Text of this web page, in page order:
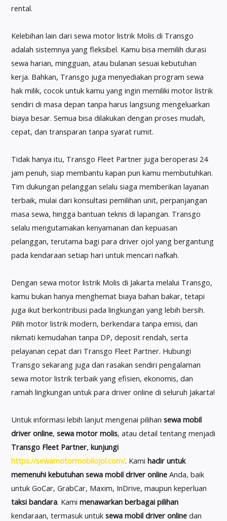
rental.
Kelebihan lain dari sewa motor listrik Molis di Transgo
adalah sistemnya yang fleksibel. Kamu bisa memilih durasi
sewa harian, mingguan, atau bulanan sesuai kebutuhan
kerja. Bahkan, Transgo juga menyediakan program sewa
hak milik, cocok untuk kamu yang ingin memiliki motor listrik
sendiri di masa depan tanpa harus langsung mengeluarkan
biaya besar. Semua bisa dilakukan dengan proses mudah,
cepat, dan transparan tanpa syarat rumit.
Tidak hanya itu, Transgo Fleet Partner juga beroperasi 24
jam penuh, siap membantu kapan pun kamu membutuhkan.
Tim dukungan pelanggan selalu siaga memberikan layanan
terbaik, mulai dari konsultasi pemilihan unit, perpanjangan
masa sewa, hingga bantuan teknis di lapangan. Transgo
selalu mengutamakan kenyamanan dan kepuasan
pelanggan, terutama bagi para driver ojol yang bergantung
pada kendaraan setiap hari untuk mencari nafkah.
Dengan sewa motor listrik Molis di Jakarta melalui Transgo,
kamu bukan hanya menghemat biaya bahan bakar, tetapi
juga ikut berkontribusi pada lingkungan yang lebih bersih.
Pilih motor listrik modern, berkendara tanpa emisi, dan
nikmati kemudahan tanpa DP, deposit rendah, serta
pelayanan cepat dari Transgo Fleet Partner. Hubungi
Transgo sekarang juga dan rasakan sendiri pengalaman
sewa motor listrik terbaik yang efisien, ekonomis, dan
ramah lingkungan untuk para driver online di seluruh Jakarta!
Untuk informasi lebih lanjut mengenai pilihan sewa mobil
driver online, sewa motor molis, atau detail tentang menjadi
Transgo Fleet Partner, kunjungi
https://sewamotormobilojol.com/. Kami hadir untuk
memenuhi kebutuhan sewa mobil driver onlineAnda, baik
untuk GoCar, GrabCar, Maxim, InDrive, maupun keperluan
taksi bandara. Kami menawarkan berbagai pilihan
kendaraan, termasuk untuk sewa mobil driver onlinedan